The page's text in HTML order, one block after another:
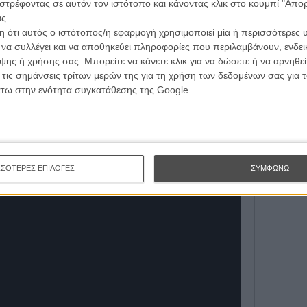
σε αυτόν τον ιστότοπο και κάνοντας κλικ στο κουμπί
αυτός ο ιστότοπος/η εφαρμογή χρησιμοποιεί μία ή περισσότερες
συλλέγει και να αποθηκεύει πληροφορίες που περιλαμβάνουν,
ή χρήσης σας. Μπορείτε να κάνετε κλικ για να δώσετε ή να
σημάνσεις τρίτων μερών της για τη χρήση των δεδομένων σας
στην ενότητα συγκατάθεσης της Google.
ΕΠΙΛΟΓΕΣ ΣΥΜΦΩΝΩ
στην Αθήνα στη Σχολή Σταυράκου και θεωρία
και στο Université Paris 3 Sorbonne Nouvelle στο
Υποτροφιών (ΙΚΥ). Τα τελευταία χρόνια, διδάσκει
του Μοντάζ» στη Σχολή Σταυράκου. Το Mare
ταινία.
Εγγράψου
Θέλω
ΕΓΓΡΑΦΗ